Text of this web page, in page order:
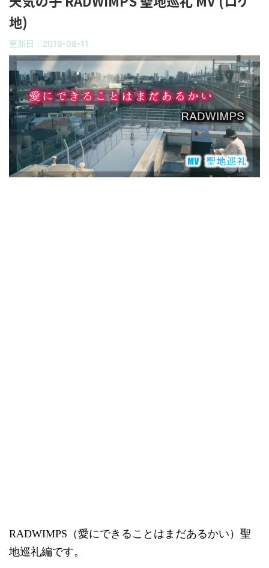
地)
更新日： 2019-08-11
RADWIMPS（愛にできることはまだあるかい）聖
地巡礼編です。